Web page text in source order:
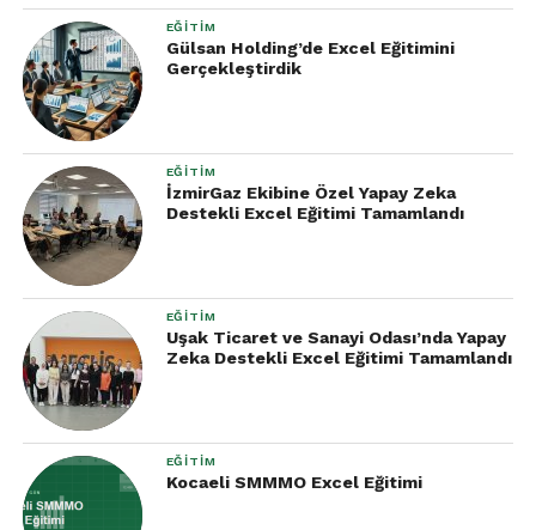
EĞITIM
Gülsan Holding’de Excel Eğitimini
Gerçekleştirdik
EĞITIM
İzmirGaz Ekibine Özel Yapay Zeka
Destekli Excel Eğitimi Tamamlandı
EĞITIM
Uşak Ticaret ve Sanayi Odası’nda Yapay
Zeka Destekli Excel Eğitimi Tamamlandı
EĞITIM
Kocaeli SMMMO Excel Eğitimi